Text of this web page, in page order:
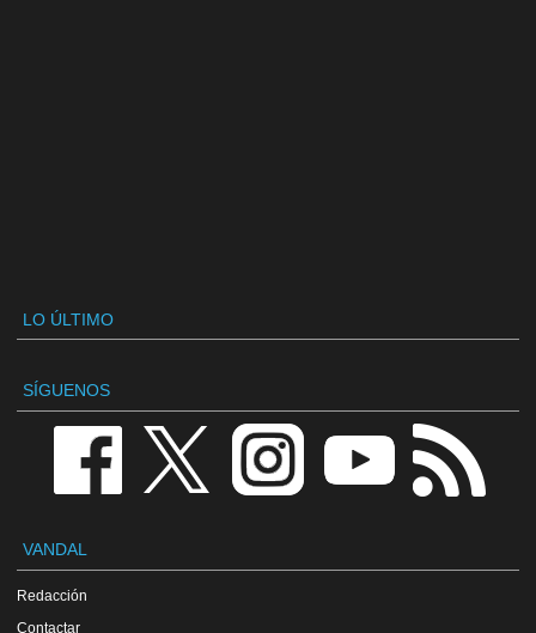
LO ÚLTIMO
SÍGUENOS
VANDAL
Redacción
Contactar